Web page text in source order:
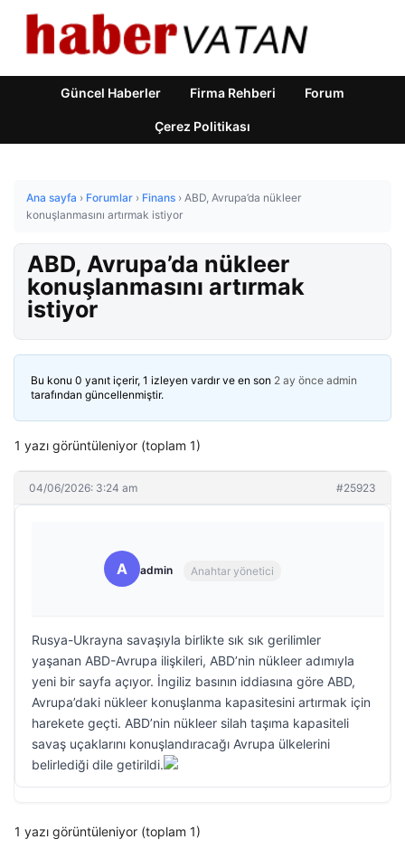
Güncel Haberler Firma Rehberi Forum
Çerez Politikası
Ana sayfa › Forumlar › Finans › ABD, Avrupa’da nükleer
konuşlanmasını artırmak istiyor
ABD, Avrupa’da nükleer
konuşlanmasını artırmak
istiyor
Bu konu 0 yanıt içerir, 1 izleyen vardır ve en son 2 ay önce admin
tarafından güncellenmiştir.
1 yazı görüntüleniyor (toplam 1)
04/06/2026: 3:24 am #25923
A admin Anahtar yönetici
Rusya-Ukrayna savaşıyla birlikte sık sık gerilimler
yaşanan ABD-Avrupa ilişkileri, ABD’nin nükleer adımıyla
yeni bir sayfa açıyor. İngiliz basının iddiasına göre ABD,
Avrupa’daki nükleer konuşlanma kapasitesini artırmak için
harekete geçti. ABD’nin nükleer silah taşıma kapasiteli
savaş uçaklarını konuşlandıracağı Avrupa ülkelerini
belirlediği dile getirildi.
1 yazı görüntüleniyor (toplam 1)